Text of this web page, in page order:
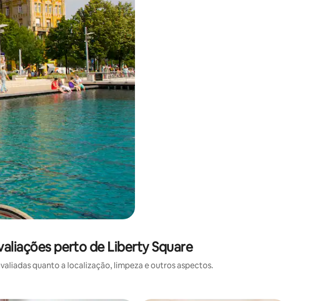
do teclado ou tocando e deslizando o dedo na tela.
perto de Liberty Square
quanto a localização, limpeza e outros aspectos.